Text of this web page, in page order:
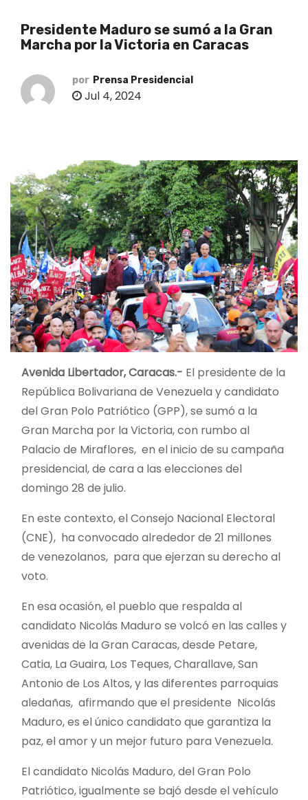
Presidente Maduro se sumó a la Gran
Marcha por la Victoria en Caracas
por Prensa Presidencial
Jul 4, 2024
Avenida Libertador, Caracas.- El presidente de la
República Bolivariana de Venezuela y candidato
del Gran Polo Patriótico (GPP), se sumó a la
Gran Marcha por la Victoria, con rumbo al
Palacio de Miraflores, en el inicio de su campaña
presidencial, de cara a las elecciones del
domingo 28 de julio.
En este contexto, el Consejo Nacional Electoral
(CNE), ha convocado alrededor de 21 millones
de venezolanos, para que ejerzan su derecho al
voto.
En esa ocasión, el pueblo que respalda al
candidato Nicolás Maduro se volcó en las calles y
avenidas de la Gran Caracas, desde Petare,
Catia, La Guaira, Los Teques, Charallave, San
Antonio de Los Altos, y las diferentes parroquias
aledañas, afirmando que el presidente Nicolás
Maduro, es el único candidato que garantiza la
paz, el amor y un mejor futuro para Venezuela.
El candidato Nicolás Maduro, del Gran Polo
Patriótico, igualmente se bajó desde el vehículo